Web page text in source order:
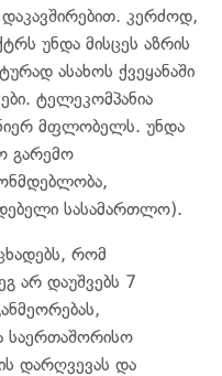
კერძოდ,
უნდა მისცეს აზრის
ასახოს ქვეყანაში
ტელეკომპანია
მფლობელს. უნდა
გარემო
სასამართლო).
რომ
არ დაუშვებს 7
საერთაშორისო
დარღვევას და